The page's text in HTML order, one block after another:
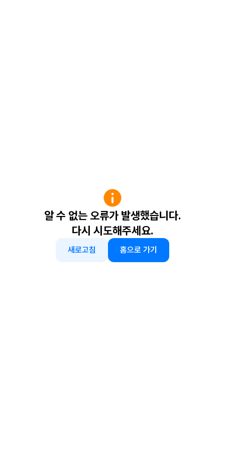
알 수 없는 오류가 발생했습니다.
다시 시도해주세요.
새로고침 홈으로 가기